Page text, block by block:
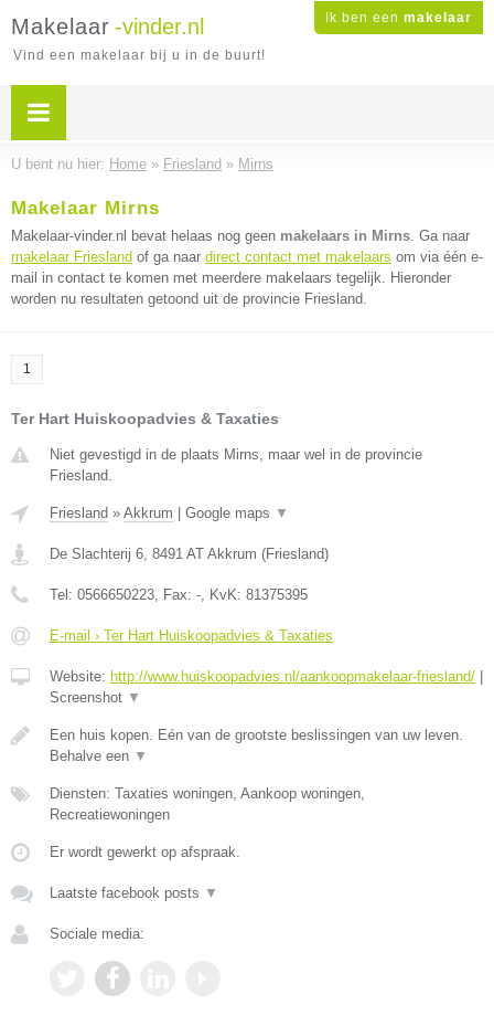
Ik ben een makelaar
Makelaar -vinder.nl
Vind een makelaar bij u in de buurt!
U bent nu hier: Home » Friesland » Mirns
Makelaar Mirns
Makelaar-vinder.nl bevat helaas nog geen makelaars in Mirns. Ga naar
makelaar Friesland of ga naar direct contact met makelaars om via één e-
mail in contact te komen met meerdere makelaars tegelijk. Hieronder
worden nu resultaten getoond uit de provincie Friesland.
1
Ter Hart Huiskoopadvies & Taxaties
Niet gevestigd in de plaats Mirns, maar wel in de provincie
Friesland.
Friesland » Akkrum Google maps ▼
De Slachterij 6, 8491 AT Akkrum (Friesland)
Tel: 0566650223, Fax: -, KvK: 81375395
E-mail › Ter Hart Huiskoopadvies & Taxaties
Website: http://www.huiskoopadvies.nl/aankoopmakelaar-friesland/
Screenshot ▼
Een huis kopen. Eén van de grootste beslissingen van uw leven.
Behalve een ▼
Diensten: Taxaties woningen, Aankoop woningen,
Recreatiewoningen
Er wordt gewerkt op afspraak.
Laatste facebook posts ▼
Sociale media: